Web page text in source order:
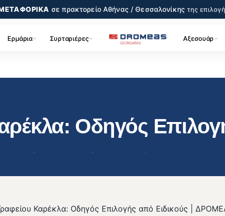
σε πρακτορείοΑθήνας / Θεσσαλονίκηςτης
Ερμάρια Συρταριέρες Αξεσουάρ
Οδηγός
· · ·
Καρέκλα: Οδηγός Επιλογής από Ειδικούς |